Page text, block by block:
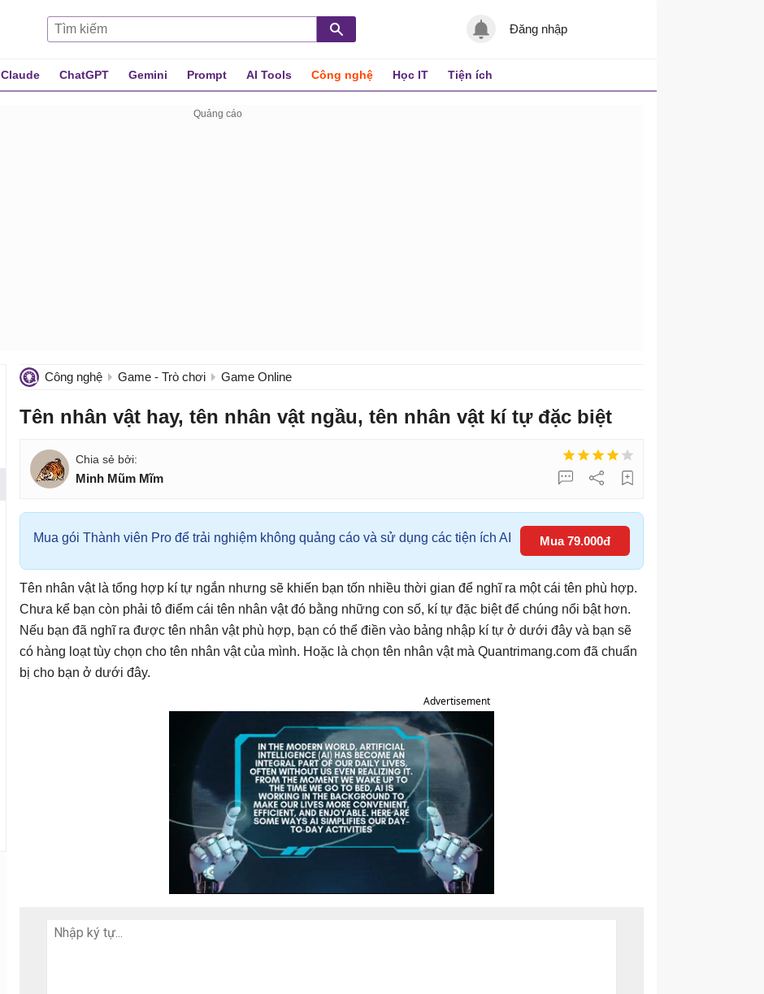
Đăng nhập
Claude ChatGPT Gemini Prompt AI Tools Công nghệ Học IT Tiện ích
Công nghệ Game - Trò chơi Game Online
Tên nhân vật hay, tên nhân vật ngầu, tên nhân vật kí tự đặc biệt
Minh Mũm Mĩm
Mua gói Thành viên Pro để trải nghiệm không quảng cáo và sử dụng các tiện ích AI Mua 79.000đ
Tên nhân vật là tổng hợp kí tự ngắn nhưng sẽ khiến bạn tốn nhiều thời gian để nghĩ ra một cái tên phù hợp.
Chưa kể bạn còn phải tô điểm cái tên nhân vật đó bằng những con số, kí tự đặc biệt để chúng nổi bật hơn.
Nếu bạn đã nghĩ ra được tên nhân vật phù hợp, bạn có thể điền vào bảng nhập kí tự ở dưới đây và bạn sẽ
có hàng loạt tùy chọn cho tên nhân vật của mình. Hoặc là chọn tên nhân vật mà Quantrimang.com đã chuẩn
bị cho bạn ở dưới đây.
Advertisement